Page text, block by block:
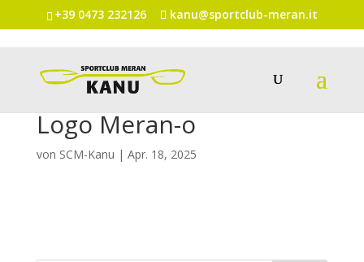
+39 0473 232126 kanu@sportclub-meran.it
Logo Meran-o
von SCM-Kanu | Apr. 18, 2025